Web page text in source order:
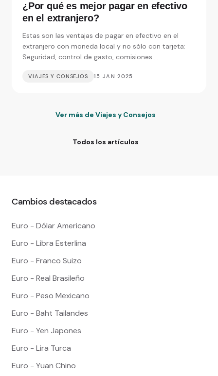
¿Por qué es mejor pagar en efectivo
en el extranjero?
Estas son las ventajas de pagar en efectivo en el
extranjero con moneda local y no sólo con tarjeta:
Seguridad, control de gasto, comisiones....
VIAJES Y CONSEJOS 15 JAN 2025
Ver más de Viajes y Consejos
Todos los artículos
Cambios destacados
Euro - Dólar Americano
Euro - Libra Esterlina
Euro - Franco Suizo
Euro - Real Brasileño
Euro - Peso Mexicano
Euro - Baht Tailandes
Euro - Yen Japones
Euro - Lira Turca
Euro - Yuan Chino